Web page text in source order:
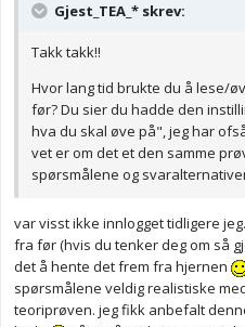
Gjest_TEA_* skrev:
Takk takk!!
Hvor lang tid brukte du å lese/
før? Du sier du hadde den
hva du skal øve på", jeg har
vet er om det et den samme
spørsmålene og
var visst ikke innlogget tidligere
fra før (hvis du tenker deg om så
det å hente det frem fra hjernen
spørsmålene veldig realistiske
teoriprøven. jeg fikk anbefalt